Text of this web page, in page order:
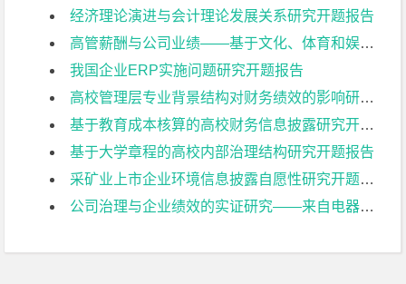
经济理论演进与会计理论发展关系研究开题报告
高管薪酬与公司业绩——基于文化、体育和娱乐业上市公司的实证研究开题报告
我国企业ERP实施问题研究开题报告
高校管理层专业背景结构对财务绩效的影响研究开题报告
基于教育成本核算的高校财务信息披露研究开题报告
基于大学章程的高校内部治理结构研究开题报告
采矿业上市企业环境信息披露自愿性研究开题报告
公司治理与企业绩效的实证研究——来自电器机械及器材制造业上市公司的经验证据开题报告